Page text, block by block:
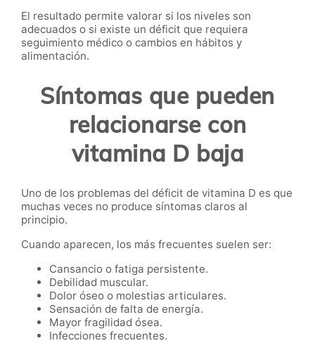
El resultado permite valorar si los niveles son
adecuados o si existe un déficit que requiera
seguimiento médico o cambios en hábitos y
alimentación.
Síntomas que pueden
relacionarse con
vitamina D baja
Uno de los problemas del déficit de vitamina D es que
muchas veces no produce síntomas claros al
principio.
Cuando aparecen, los más frecuentes suelen ser:
Cansancio o fatiga persistente.
Debilidad muscular.
Dolor óseo o molestias articulares.
Sensación de falta de energía.
Mayor fragilidad ósea.
Infecciones frecuentes.